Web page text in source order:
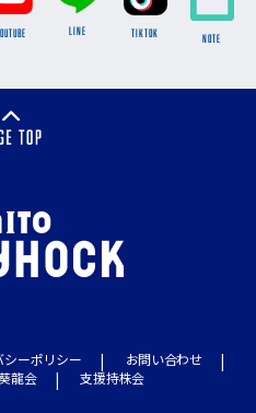
LINE TikTok NOTE
シーポリシー
お問い合わせ
龍会 支援持株会